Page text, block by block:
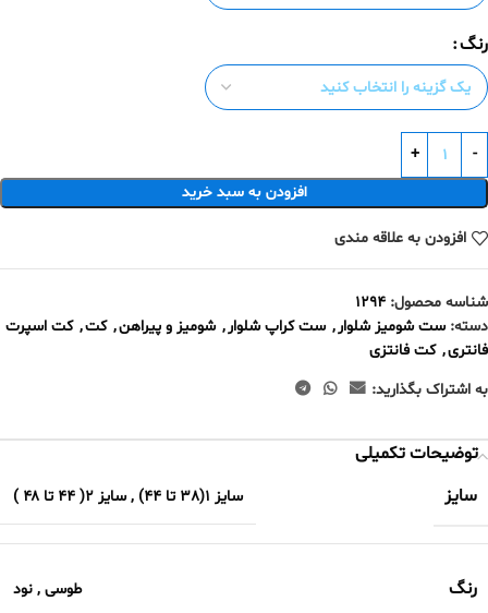
رنگ
افزودن به سبد خرید
افزودن به علاقه مندی
شناسه محصول: 1294
دسته: ست شومیز شلوار, ست کراپ شلوار, شومیز و پیراهن, کت, کت اسپرت
فانتری, کت فانتزی
به اشتراک بگذارید:
توضیحات تکمیلی
سایز
سایز 1(38 تا 44) ,سایز ۲( ۴۴ تا ۴۸ )
رنگ طوسی , نود